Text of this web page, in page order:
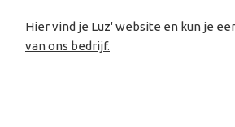
Hier vind je Luz' website en kun je
van ons bedrijf.